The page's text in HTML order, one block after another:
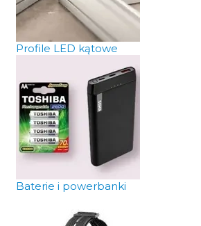
Profile LED kątowe
Baterie i powerbanki